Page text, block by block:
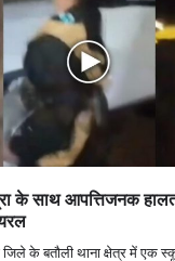
के साथ आपत्तिजनक
के बतौली थाना क्षेत्र में एक